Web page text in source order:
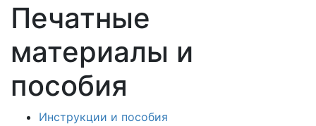
Печатные
материалы и
пособия
Инструкции и пособия